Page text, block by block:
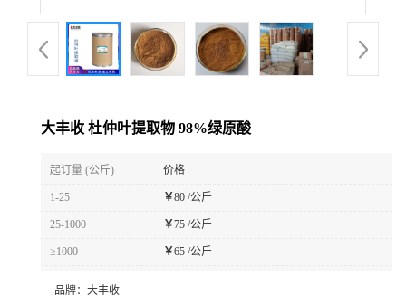
大丰收 杜仲叶提取物 98%绿原酸
起订量 (公斤) 价格
1-25 ￥80 /公斤
25-1000 ￥75 /公斤
≥1000 ￥65 /公斤
品牌： 大丰收